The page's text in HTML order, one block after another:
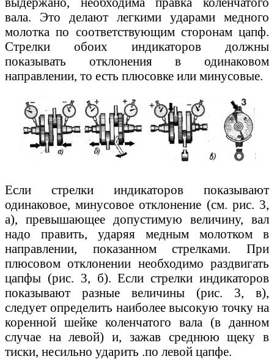
вала. Это делают легкими ударами медного
молотка по соответствующим сторонам цапф.
Стрелки обоих индикаторов должны
показывать отклонения в одинаковом
направлении, то есть плюсовке или минусовые.
Если стрелки индикаторов показывают
одинаковое, минусовое отклонение (см. рис. 3,
а), превышающее допустимую величину, вал
надо править, ударяя медным молотком в
направлении, показанном стрелками. При
плюсовом отклонении необходимо раздвигать
цапфы (рис. 3, б). Если стрелки индикаторов
показывают разные величины (рис. 3, в),
следует определить наиболее высокую точку на
коренной шейке коленчатого вала (в данном
случае на левой) и, зажав среднюю щеку в
тиски, несильно ударить .по левой цапфе.